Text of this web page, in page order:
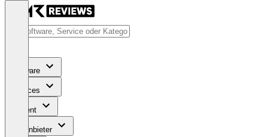
Software
Services
Content
Für Anbieter